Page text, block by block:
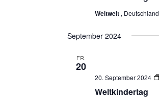
Weltweit , Deutschland
September 2024
FR.
20
Weltkindertag
20. September 2024